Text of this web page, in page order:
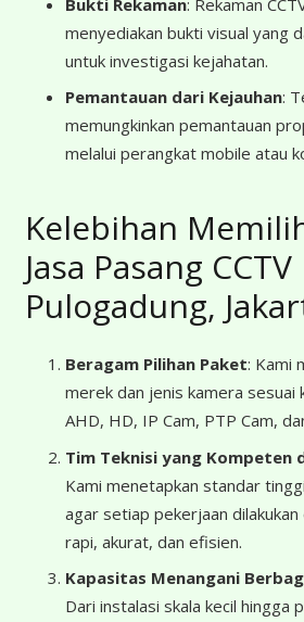
menyediakan bukti visual yang
untuk investigasi kejahatan.
Pemantauan dari Kejauhan:
memungkinkan pemantauan
melalui perangkat mobile atau
Kelebihan
Jasa Pasang CCTV
Pulogadung,
Beragam Pilihan Paket: Kami
merek dan jenis kamera sesuai
AHD, HD, IP Cam, PTP Cam,
Tim Teknisi yang Kompeten
Kami menetapkan standar
agar setiap pekerjaan
rapi, akurat, dan efisien.
Kapasitas Menangani
Dari instalasi skala kecil hingga